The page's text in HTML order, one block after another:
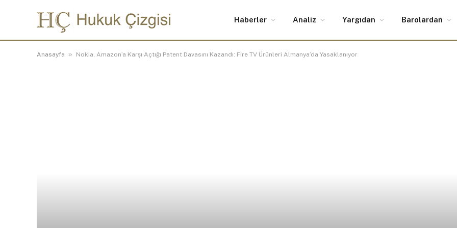
Haberler Analiz Yargıdan Barolardan
Anasayfa » Nokia, Amazon’a Karşı Açtığı Patent Davasını Kazandı: Fire TV Ürünleri Almanya’da Yasaklanıyor